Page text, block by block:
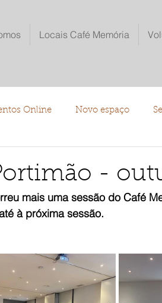
Locais Café Memória
Online Novo espaço
-
mais uma sessão do Café
à próxima sessão.